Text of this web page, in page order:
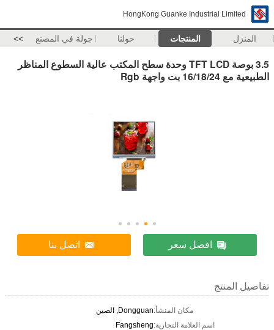
HongKong Guanke Industrial Limited
المنزل المنتجات حولنا جولة في المصنع >>
3.5 بوصة TFT LCD وحدة سطح المكتب عالية السطوع المناظر
الطبيعية مع 16/18/24 بت واجهة Rgb
افضل سعر اتصل بنا
تفاصيل المنتج
مكان المنشأ:Dongguan, الصين
اسم العلامة التجارية:Fangsheng